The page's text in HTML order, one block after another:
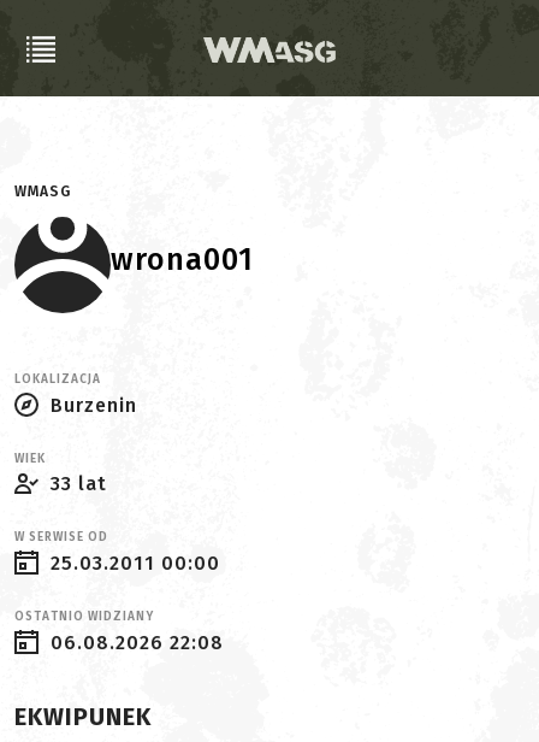
WMASG
wrona001
LOKALIZACJA
Burzenin
WIEK
33 lat
W SERWISE OD
25.03.2011 00:00
OSTATNIO WIDZIANY
06.08.2026 22:08
EKWIPUNEK